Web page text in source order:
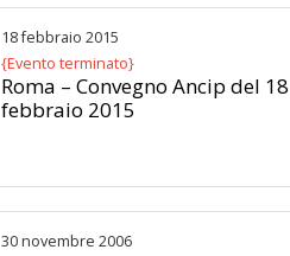
18 febbraio 2015
{Evento terminato}
Roma – Convegno Ancip del 18
febbraio 2015
30 novembre 2006